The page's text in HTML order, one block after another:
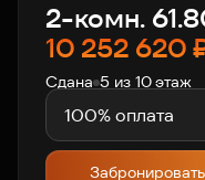
Контакты
Связаться с нами
+7 812 703-55-
2-комн.
10 252 620
Сдана 5 из 10 этаж
100% оплата
Забронировать